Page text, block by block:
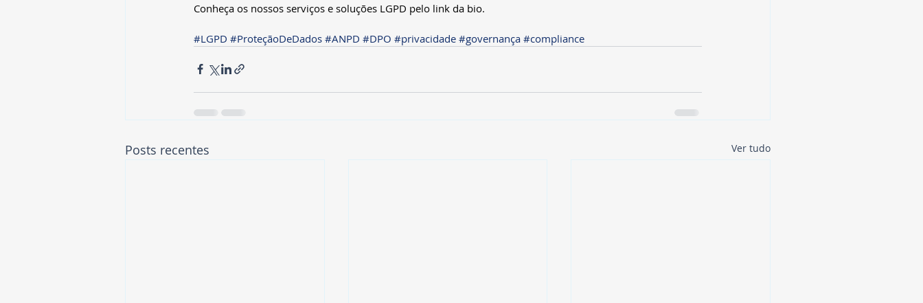
Conheça os nossos serviços e soluções LGPD pelo link da bio.
#LGPD #ProteçãoDeDados #ANPD #DPO #privacidade #governança #compliance
Posts recentes Ver tudo